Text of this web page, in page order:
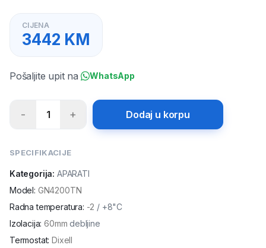
CIJENA
3442 KM
Pošaljite upit na WhatsApp
- 1 + Dodaj u korpu
SPECIFIKACIJE
Kategorija: APARATI
Model: GN4200TN
Radna temperatura: -2 / +8"C
Izolacija: 60mm debljine
Termostat: Dixell